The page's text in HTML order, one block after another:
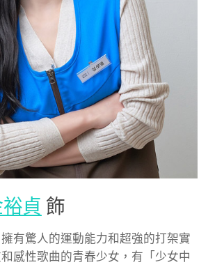
貞 飾
有驚人的運動能力和超強的打架實
感性歌曲的青春少女，有「少女中